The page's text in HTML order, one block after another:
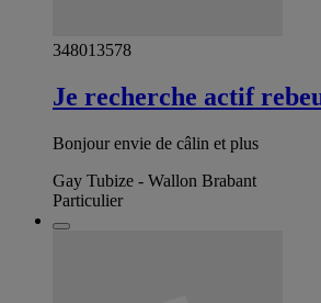
348013578
Je recherche actif
Bonjour envie de câlin et plus
Gay Tubize - Wallon Brabant
Particulier